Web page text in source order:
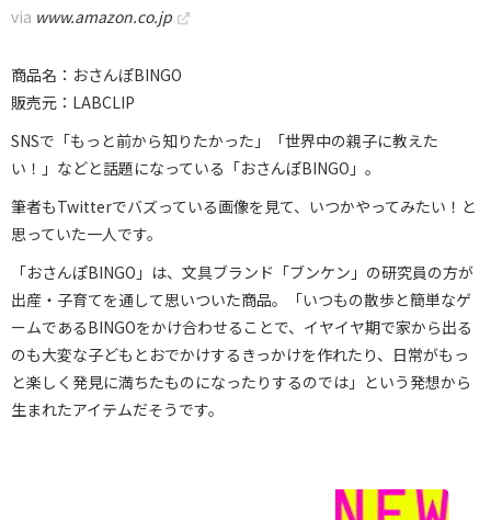
via www.amazon.co.jp
商品名：おさんぽBINGO
販売元：LABCLIP
SNSで「もっと前から知りたかった」「世界中の親子に教えた
い！」などと話題になっている「おさんぽBINGO」。
筆者もTwitterでバズっている画像を見て、いつかやってみたい！と
思っていた一人です。
「おさんぽBINGO」は、文具ブランド「ブンケン」の研究員の方が
出産・子育てを通して思いついた商品。「いつもの散歩と簡単なゲ
ームであるBINGOをかけ合わせることで、イヤイヤ期で家から出る
のも大変な子どもとおでかけするきっかけを作れたり、日常がもっ
と楽しく発見に満ちたものになったりするのでは」という発想から
生まれたアイテムだそうです。